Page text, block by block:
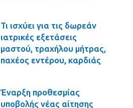
Τι ισχύει για τις δωρεάν
ιατρικές εξετάσεις
μαστού, τραχήλου μήτρας,
παχέος εντέρου, καρδιάς
Έναρξη προθεσμίας
υποβολής νέας αίτησης